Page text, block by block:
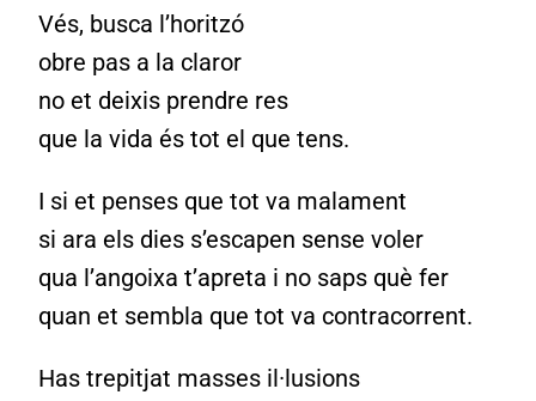
Vés, busca l’horitzó
obre pas a la claror
no et deixis prendre res
que la vida és tot el que tens.
I si et penses que tot va malament
si ara els dies s’escapen sense voler
qua l’angoixa t’apreta i no saps què fer
quan et sembla que tot va contracorrent.
Has trepitjat masses il·lusions